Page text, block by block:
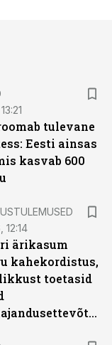
tulevane
Eesti ainsas
kasvab 600
12:14
ärikasum
kahekordistus,
toetasid
põllumajandusettevõtted